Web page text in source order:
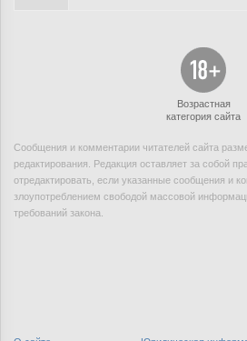
Возрастная
категория сайта
Сообщения и комментарии читателей сайта
редактирования. Редакция оставляет за собой
отредактировать, если указанные сообщения и
злоупотреблением свободой массовой
требований закона.